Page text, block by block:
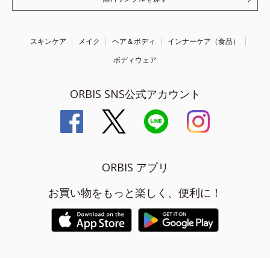
スキンケア メイク ヘア＆ボディ
インナーケア（食品）
ボディウェア
ORBIS SNS公式アカウント
ORBIS アプリ
お買い物をもっと楽しく、便利に！